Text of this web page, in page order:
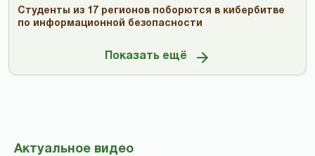
Студенты из 17 регионов поборются в кибербитве
по информационной безопасности
Показать ещё
Актуальное видео